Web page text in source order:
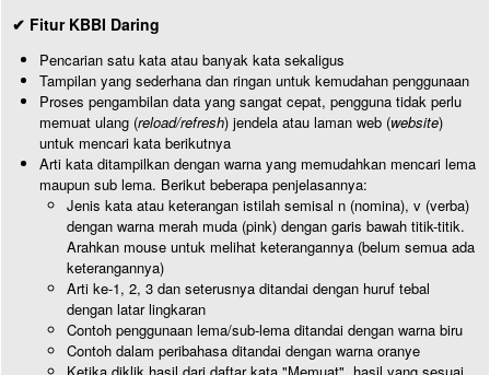
✔ Fitur KBBI Daring
Pencarian satu kata atau banyak kata sekaligus
Tampilan yang sederhana dan ringan untuk kemudahan penggunaan
Proses pengambilan data yang sangat cepat, pengguna tidak perlu
memuat ulang (reload/refresh) jendela atau laman web (website)
untuk mencari kata berikutnya
Arti kata ditampilkan dengan warna yang memudahkan mencari lema
maupun sub lema. Berikut beberapa penjelasannya:
Jenis kata atau keterangan istilah semisal n (nomina), v (verba)
dengan warna merah muda (pink) dengan garis bawah titik-titik.
Arahkan mouse untuk melihat keterangannya (belum semua ada
keterangannya)
Arti ke-1, 2, 3 dan seterusnya ditandai dengan huruf tebal
dengan latar lingkaran
Contoh penggunaan lema/sub-lema ditandai dengan warna biru
Contoh dalam peribahasa ditandai dengan warna oranye